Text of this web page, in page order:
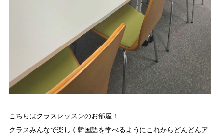
こちらはクラスレッスンのお部屋！
クラスみんなで楽しく韓国語を学べるようにこれからどんどんア